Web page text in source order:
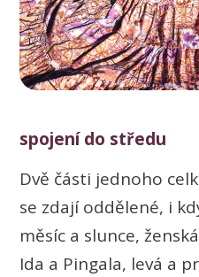
spojení do středu
Dvě části jednoho
se zdají oddělené, i
měsíc a slunce,
Ida a Pingala, levá a